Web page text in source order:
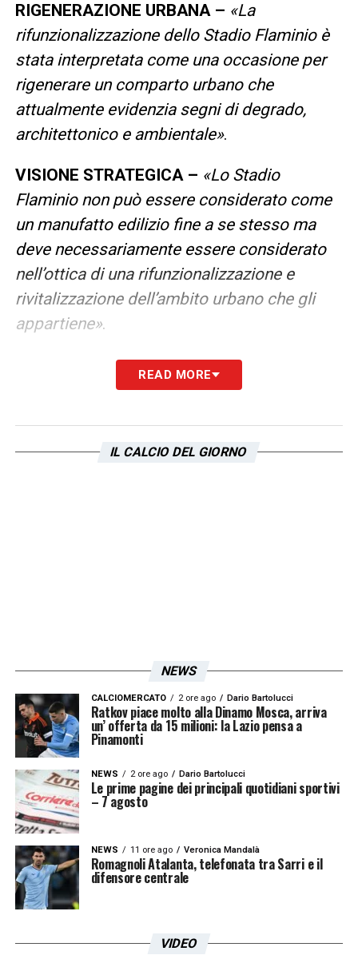
RIGENERAZIONE URBANA – «La
rifunzionalizzazione dello Stadio Flaminio è
stata interpretata come una occasione per
rigenerare un comparto urbano che
attualmente evidenzia segni di degrado,
architettonico e ambientale».
VISIONE STRATEGICA – «Lo Stadio
Flaminio non può essere considerato come
un manufatto edilizio fine a se stesso ma
deve necessariamente essere considerato
nell’ottica di una rifunzionalizzazione e
rivitalizzazione dell’ambito urbano che gli
appartiene».
CRITICITÀ ATTUALI – «Congestionamento
dell’intera zona dovuto al traffico veicolare e
soprattutto immediatamente dopo gli eventi
ambiti e zone urbane degradate e non
controllate dal punto di vista progettuale;
condizioni precarie della vegetazione diffuse
nell’intero quartiere; qualità dell’aria e del
microclima spesso problematica, come
dimostrato dai dati forniti dalla vicina
stazione di monitoraggio ambientale di
Corso di Francia» .
PARCHEGGI –
alla fruibilità dello Stadio Flaminio che
READ MORE
IL CALCIO DEL GIORNO
NEWS
CALCIOMERCATO 2 ore ago Dario Bartolucci
Ratkov piace molto alla Dinamo Mosca, arriva
un’ offerta da 15 milioni: la Lazio pensa a
Pinamonti
NEWS 2 ore ago Dario Bartolucci
Le prime pagine dei principali quotidiani sportivi
– 7 agosto
NEWS 11 ore ago Veronica Mandalà
Romagnoli Atalanta, telefonata tra Sarri e il
difensore centrale
VIDEO